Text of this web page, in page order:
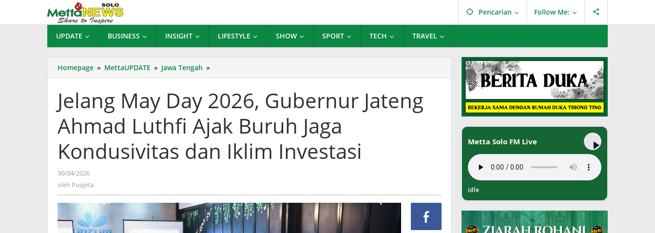
konten
Pencarian Follow Me:
UPDATE BUSINESS INSIGHT LIFESTYLE SHOW SPORT TECH TRAVEL
Homepage » MettaUPDATE » Jawa Tengah »
May
2026,
Gubernur
Jateng
Ahmad
Ajak
Buruh
Investasi
Jelang May Day 2026, Gubernur Jateng
Ahmad Luthfi Ajak Buruh Jaga
Kondusivitas dan Iklim Investasi
30/04/2026
oleh Puspita
Metta Solo FM Live
idle